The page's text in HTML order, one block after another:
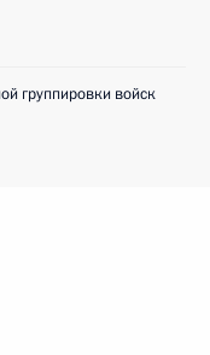
группировки войск